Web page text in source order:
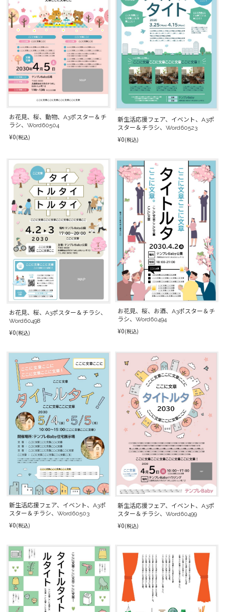
お花見、桜、動物、A3ポスター＆チ
ラシ、Word60504
¥0(税込)
新生活応援フェア、イベント、A3ポ
スター＆チラシ、Word60523
¥0(税込)
お花見、桜、A3ポスター＆チラシ、
Word60498
¥0(税込)
お花見、桜、お酒、A3ポスター＆チ
ラシ、Word60494
¥0(税込)
新生活応援フェア、イベント、A3ポ
スター＆チラシ、Word60503
¥0(税込)
新生活応援フェア、イベント、A3ポ
スター＆チラシ、Word60499
¥0(税込)